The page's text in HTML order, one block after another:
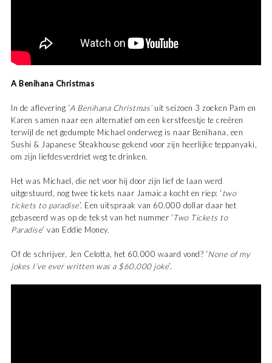
A Benihana Christmas
In de aflevering ‘A Benihana Christmas’ uit seizoen 3 zoeken Pam en
Karen samen naar een alternatief om een kerstfeestje te creëren
terwijl de net gedumpte Michael onderweg is naar Benihana, een
Sushi & Japanese Steakhouse gekend voor zijn heerlijke teppanyaki,
om zijn liefdesverdriet weg te drinken.
Het was Michael, die net voor hij door zijn lief de laan werd
uitgestuurd, nog twee tickets naar Jamaica kocht en riep: ‘two
tickets to paradise’. Een uitspraak van 60.000 dollar daar het
gebaseerd was op de tekst van het nummer ‘Two Tickets to
Paradise’ van Eddie Money.
Of de schrijver, Jen Celotta, het 60.000 waard vond? ‘None of my
jokes I’ve ever written was a $60,000 joke’.